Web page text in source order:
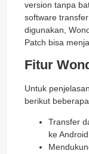
version tanpa
software
digunakan,
Patch bisa
Fitur
Untuk
berikut
Transfer
ke